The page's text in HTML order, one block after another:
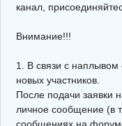
Архив
Почта
Поиск релейщика
Видео РЗиА
Фотохостинг
канал,
Внимание!!!
1. В связи с
новых участников.
После подачи заявки
личное сообщение (в